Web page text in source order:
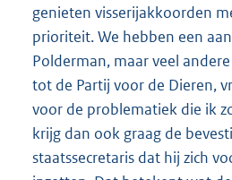
genieten visserijakkoorden
prioriteit. We hebben een
Polderman, maar veel
tot de Partij voor de Dieren,
voor de problematiek die ik
krijg dan ook graag de
staatssecretaris dat hij zich